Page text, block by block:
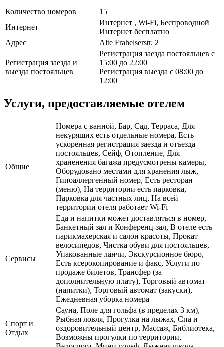
Количество номеров
15
Интернет
Интернет , Wi-Fi, Беспроводной
Интернет бесплатно
Адрес
Alte Frahelserstr. 2
Регистрация заезда и
выезда постояльцев
Регистрация заезда постояльцев с
15:00 до 22:00
Регистрация выезда с 08:00 до
12:00
Услуги, предоставляемые отелем
Общие
Номера с ванной, Бар, Сад, Терраса, Для
некурящих есть отдельные номера, Есть
ускоренная регистрация заезда и отъезда
постояльцев, Сейф, Отопление, Для
храненения багажа предусмотрены камеры,
Оборудовано местами для хранения лыж,
Гипоаллергенный номер, Есть ресторан
(меню), На территории есть парковка,
Парковка для частных лиц, На всей
территории отеля работает Wi-Fi
Сервисы
Еда и напитки может доставляться в номер,
Банкетный зал и Конференц-зал, В отеле есть
парикмахерская и салон красоты, Прокат
велосипедов, Чистка обуви для постояльцев,
Упакованные ланчи, Экскурсионное бюро,
Есть ксерокопирование и факс, Услуги по
продаже билетов, Трансфер (за
дополнительную плату), Торговый автомат
(напитки), Торговый автомат (закуски),
Ежедневная уборка номера
Спорт и
Отдых
Сауна, Поле для гольфа (в пределах 3 км),
Рыбная ловля, Прогулка на лыжах, Спа и
оздоровительный центр, Массаж, Библиотека,
Возможны прогулки по территории,